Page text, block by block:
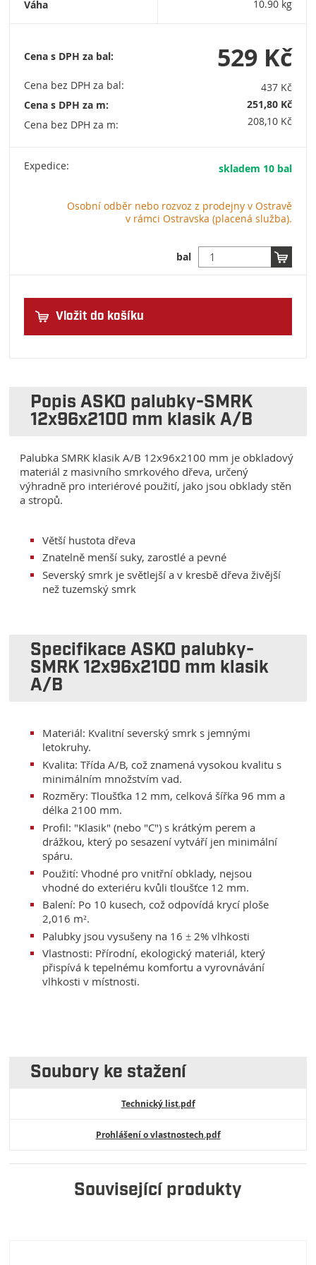
Váha 10.90 kg
Cena s DPH za bal:
Cena bez DPH za bal:
Cena s DPH za m:
Cena bez DPH za m:
529 Kč
437 Kč
251,80 Kč
208,10 Kč
Expedice: skladem 10 bal
Osobní odběr nebo rozvoz z prodejny v Ostravě
v rámci Ostravska (placená služba).
bal
Vložit do košíku
Popis ASKO palubky-SMRK
12x96x2100 mm klasik A/B
Palubka SMRK klasik A/B 12x96x2100 mm je obkladový
materiál z masivního smrkového dřeva, určený
výhradně pro interiérové použití, jako jsou obklady stěn
a stropů.
Větší hustota dřeva
Znatelně menší suky, zarostlé a pevné
Severský smrk je světlejší a v kresbě dřeva živější
než tuzemský smrk
Specifikace ASKO palubky-
SMRK 12x96x2100 mm klasik
A/B
Materiál: Kvalitní severský smrk s jemnými
letokruhy.
Kvalita: Třída A/B, což znamená vysokou kvalitu s
minimálním množstvím vad.
Rozměry: Tloušťka 12 mm, celková šířka 96 mm a
délka 2100 mm.
Profil: "Klasik" (nebo "C") s krátkým perem a
drážkou, který po sesazení vytváří jen minimální
spáru.
Použití: Vhodné pro vnitřní obklady, nejsou
vhodné do exteriéru kvůli tloušťce 12 mm.
Balení: Po 10 kusech, což odpovídá krycí ploše
2,016 m².
Palubky jsou vysušeny na 16 ± 2% vlhkosti
Vlastnosti: Přírodní, ekologický materiál, který
přispívá k tepelnému komfortu a vyrovnávání
vlhkosti v místnosti.
Soubory ke stažení
Technický list.pdf
Prohlášení o vlastnostech.pdf
Související produkty